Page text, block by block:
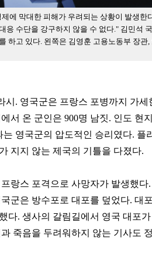
에 막대한 피해가 우려되는 상황이 발생한
응 수단을 강구하지 않을 수 없다." 김민석
하고 있다. 왼쪽은 김영훈 고용노동부 장관
시. 영국군은 프랑스 포병까지 가
서 온 군인은 900명 남짓. 인도 현
영국군의 압도적인 승리였다. 플
지지 않는 제국의 기틀을 다졌다.
랑스 포격으로 사망자가 발생했다
군은 방수포로 대포를 덮었다. 대
다. 생사의 갈림길에서 영국 대포
죽음을 두려워하지 않는 기사도